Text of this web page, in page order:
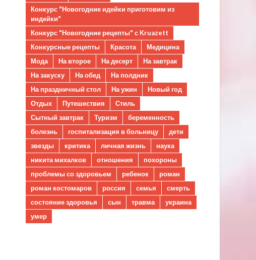
Конкурс "Новогодние идейки приготовим из
индейки"
Конкурс "Новогодние рецепты" с Kruazett
Конкурсные рецепты
Красота
Медицина
Мода
На второе На десерт
На завтрак
На закуску
На обед
На полдник
На праздничный стол
На ужин
Новый год
Отдых
Путешествия
Стиль
Сытный завтрак
Туризм
беременность
болезнь
госпитализация в больницу
дети
звезды
критика личная жизнь
наука
никита михалков
отношения
похороны
проблемы со здоровьем
ребенок
роман
роман костомаров
россия семья
смерть
состояние здоровья
сын травма
украина
умер